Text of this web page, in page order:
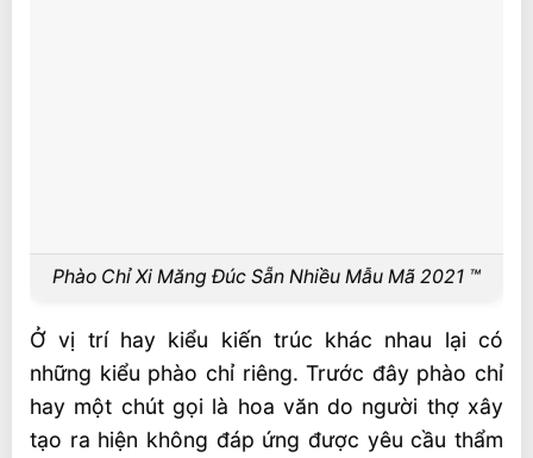
Phào Chỉ Xi Măng Đúc Sẵn Nhiều Mẫu Mã 2021 ™
Ở vị trí hay kiểu kiến trúc khác nhau lại có
những kiểu phào chỉ riêng. Trước đây phào chỉ
hay một chút gọi là hoa văn do người thợ xây
tạo ra hiện không đáp ứng được yêu cầu thẩm